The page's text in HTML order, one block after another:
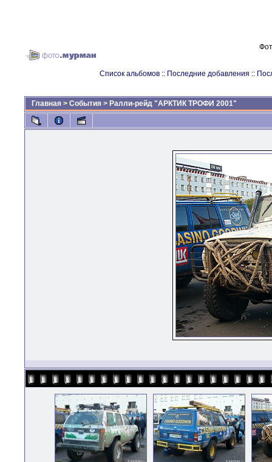
Список альбомов :: Последние добавления ::
Главная > События > Ралли-рейд "АРКТИК ТРОФИ 2001"